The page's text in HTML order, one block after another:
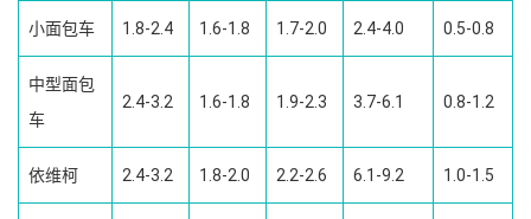
小面包车 1.8-2.4 1.6-1.8 1.7-2.0 2.4-4.0 0.5-0.8
中型面包
车
2.4-3.2 1.6-1.8 1.9-2.3 3.7-6.1 0.8-1.2
依维柯 2.4-3.2 1.8-2.0 2.2-2.6 6.1-9.2 1.0-1.5